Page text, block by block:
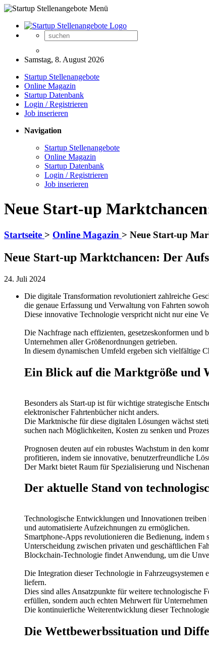
Samstag, 8. August 2026
Startup Stellenangebote
Online Magazin
Startup Datenbank
Login / Registrieren
Job inserieren
Navigation
Startup Stellenangebote
Online Magazin
Startup Datenbank
Login / Registrieren
Job inserieren
Neue Start-up
Startseite > Online Magazin > Neue Start-up
Neue Start-up Marktchancen: Der
24. Juli 2024
Die digitale Transformation revolutioniert zahlreiche
die genaue Erfassung und Verwaltung von Fahrten
Diese innovative Technologie verspricht nicht nur eine
Die Nachfrage nach effizienten, gesetzeskonformen und
Unternehmen aller Größenordnungen getrieben.
In diesem dynamischen Umfeld ergeben sich vielfältige
Ein Blick auf die Marktgröße und
Besonders als Start-up ist für wichtige strategische
elektronischer Fahrtenbücher nicht anders.
Die Marktnische für diese digitalen Lösungen wächst
suchen nach Möglichkeiten, Kosten zu senken und
Prognosen deuten auf ein robustes Wachstum in den
profitieren, indem sie innovative, benutzerfreundliche
Der Markt bietet Raum für Spezialisierung und
Der aktuelle Stand von
Technologische Entwicklungen und Innovationen
und automatisierte Aufzeichnungen zu ermöglichen.
Smartphone-Apps revolutionieren die Bedienung, indem
Unterscheidung zwischen privaten und geschäftlichen
Blockchain-Technologie findet Anwendung, um die
Die Integration dieser Technologie in
liefern.
Dies sind alles Ansatzpunkte für weitere technologische
erfüllen, sondern auch echten Mehrwert für
Die kontinuierliche Weiterentwicklung dieser
Die Wettbewerbssituation und